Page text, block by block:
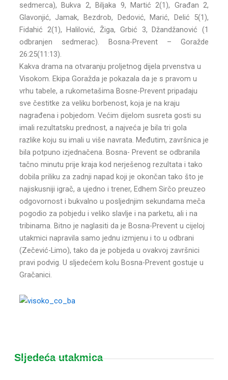
sedmerca), Bukva 2, Biljaka 9, Martić 2(1), Građan 2,
Glavonjić, Jamak, Bezdrob, Dedović, Marić, Delić 5(1),
Fidahić 2(1), Halilović, Žiga, Grbić 3, Džandžanović (1
odbranjen sedmerac). Bosna-Prevent – Goražde
26:25(11:13).
Kakva drama na otvaranju proljetnog dijela prvenstva u
Visokom. Ekipa Goražda je pokazala da je s pravom u
vrhu tabele, a rukometašima Bosne-Prevent pripadaju
sve čestitke za veliku borbenost, koja je na kraju
nagrađena i pobjedom. Većim dijelom susreta gosti su
imali rezultatsku prednost, a najveća je bila tri gola
razlike koju su imali u više navrata. Međutim, završnica je
bila potpuno izjednačena. Bosna- Prevent se odbranila
tačno minutu prije kraja kod nerješenog rezultata i tako
dobila priliku za zadnji napad koji je okončan tako što je
najiskusniji igrač, a ujedno i trener, Edhem Sirčo preuzeo
odgovornost i bukvalno u posljednjim sekundama meča
pogodio za pobjedu i veliko slavlje i na parketu, ali i na
tribinama. Bitno je naglasiti da je Bosna-Prevent u cijeloj
utakmici napravila samo jednu izmjenu i to u odbrani
(Zečević-Limo), tako da je pobjeda u ovakvoj završnici
pravi podvig. U sljedećem kolu Bosna-Prevent gostuje u
Gračanici.
Sljedeća utakmica